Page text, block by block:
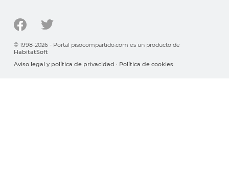
© 1998-2026 - Portal pisocompartido.com es un producto de
HabitatSoft
Aviso legal y política de privacidad · Política de cookies